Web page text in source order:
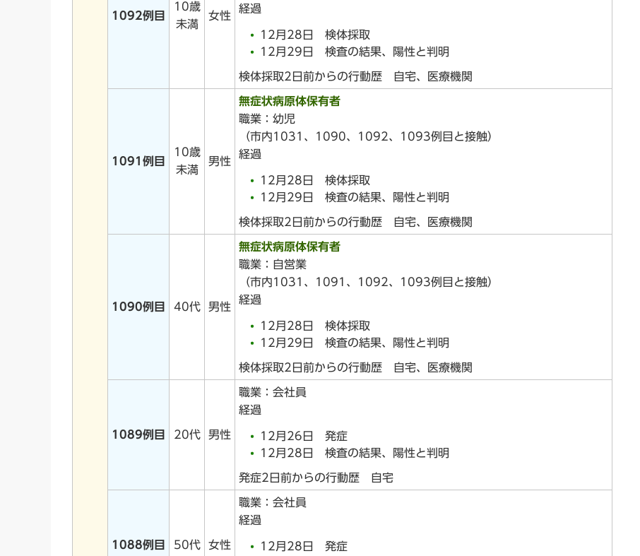
1092例目
10歳
未満
女性
経過
12月28日 検体採取
12月29日 検査の結果、陽性と判明
検体採取2日前からの行動歴 自宅、医療機関
1091例目
10歳
未満
男性
無症状病原体保有者
職業：幼児
（市内1031、1090、1092、1093例目と接触）
経過
12月28日 検体採取
12月29日 検査の結果、陽性と判明
検体採取2日前からの行動歴 自宅、医療機関
1090例目 40代 男性
無症状病原体保有者
職業：自営業
（市内1031、1091、1092、1093例目と接触）
経過
12月28日 検体採取
12月29日 検査の結果、陽性と判明
検体採取2日前からの行動歴 自宅、医療機関
1089例目 20代 男性
職業：会社員
経過
12月26日 発症
12月28日 検査の結果、陽性と判明
発症2日前からの行動歴 自宅
1088例目 50代 女性
職業：会社員
経過
12月28日 発症